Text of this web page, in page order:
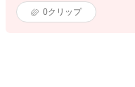
0クリップ